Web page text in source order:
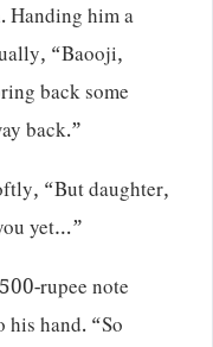
Handing him a
“Baooji,
back some
back.”
“But daughter,
yet…”
rupee note
his hand. “So